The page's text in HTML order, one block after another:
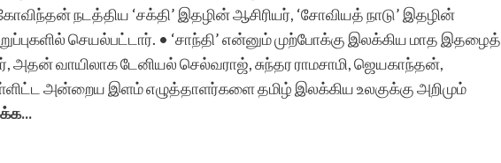
நடத்திய ‘சக்தி’ இதழின் ஆசிரியர், ‘சோவியத் நாடு’ இதழின்
செயல்பட்டார். • ‘சாந்தி’ என்னும் முற்போக்கு இலக்கிய மாத இதழைத்
அதன் வாயிலாக டேனியல் செல்வராஜ், சுந்தர ராமசாமி, ஜெயகாந்தன்,
அன்றைய இளம் எழுத்தாளர்களை தமிழ் இலக்கிய உலகுக்கு அறிமும்